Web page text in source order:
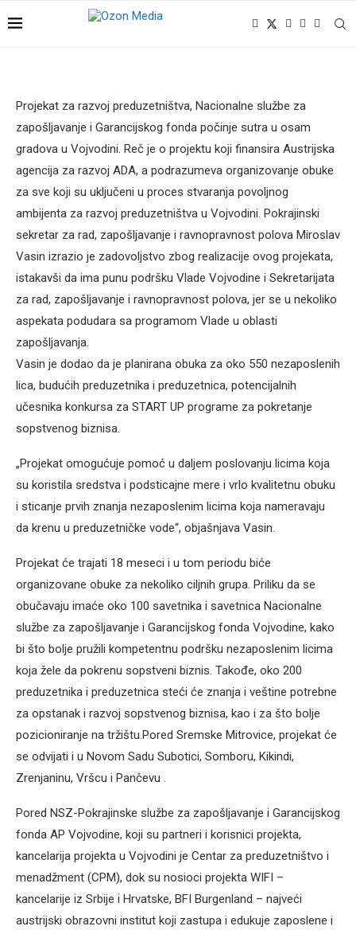
Projekat za razvoj preduzetništva, Nacionalne službe za
zapošljavanje i Garancijskog fonda počinje sutra u osam
gradova u Vojvodini. Reč je o projektu koji finansira Austrijska
agencija za razvoj ADA, a podrazumeva organizovanje obuke
za sve koji su uključeni u proces stvaranja povoljnog
ambijenta za razvoj preduzetništva u Vojvodini. Pokrajinski
sekretar za rad, zapošljavanje i ravnopravnost polova Miroslav
Vasin izrazio je zadovoljstvo zbog realizacije ovog projekata,
istakavši da ima punu podršku Vlade Vojvodine i Sekretarijata
za rad, zapošljavanje i ravnopravnost polova, jer se u nekoliko
aspekata podudara sa programom Vlade u oblasti
zapošljavanja.
Vasin je dodao da je planirana obuka za oko 550 nezaposlenih
lica, budućih preduzetnika i preduzetnica, potencijalnih
učesnika konkursa za START UP programe za pokretanje
sopstvenog biznisa.
„Projekat omogućuje pomoć u daljem poslovanju licima koja
su koristila sredstva i podsticajne mere i vrlo kvalitetnu obuku
i sticanje prvih znanja nezaposlenim licima koja nameravaju
da krenu u preduzetničke vode“, objašnjava Vasin.
Projekat će trajati 18 meseci i u tom periodu biće
organizovane obuke za nekoliko ciljnih grupa. Priliku da se
obučavaju imaće oko 100 savetnika i savetnica Nacionalne
službe za zapošljavanje i Garancijskog fonda Vojvodine, kako
bi što bolje pružili kompetentnu podršku nezaposlenim licima
koja žele da pokrenu sopstveni biznis. Takođe, oko 200
preduzetnika i preduzetnica steći će znanja i veštine potrebne
za opstanak i razvoj sopstvenog biznisa, kao i za što bolje
pozicioniranje na tržištu.Pored Sremske Mitrovice, projekat će
se odvijati i u Novom Sadu Subotici, Somboru, Kikindi,
Zrenjaninu, Vršcu i Pančevu .
Pored NSZ-Pokrajinske službe za zapošljavanje i Garancijskog
fonda AP Vojvodine, koji su partneri i korisnici projekta,
kancelarija projekta u Vojvodini je Centar za preduzetništvo i
menadžment (CPM), dok su nosioci projekta WIFI –
kancelarije iz Srbije i Hrvatske, BFI Burgenland – najveći
austrijski obrazovni institut koji zastupa i edukuje zaposlene i